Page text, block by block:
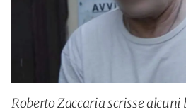
Roberto Zaccaria scrisse